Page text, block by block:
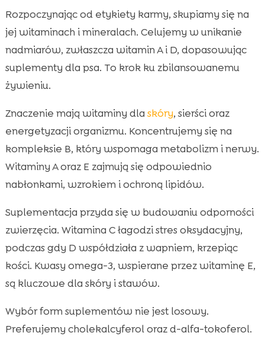
Rozpoczynając od etykiety karmy, skupiamy się na
jej witaminach i mineralach. Celujemy w unikanie
nadmiarów, zwłaszcza witamin A i D, dopasowując
suplementy dla psa. To krok ku zbilansowanemu
żywieniu.
Znaczenie mają witaminy dla skóry, sierści oraz
energetyzacji organizmu. Koncentrujemy się na
kompleksie B, który wspomaga metabolizm i nerwy.
Witaminy A oraz E zajmują się odpowiednio
nabłonkami, wzrokiem i ochroną lipidów.
Suplementacja przyda się w budowaniu odporności
zwierzęcia. Witamina C łagodzi stres oksydacyjny,
podczas gdy D współdziała z wapniem, krzepiąc
kości. Kwasy omega-3, wspierane przez witaminę E,
są kluczowe dla skóry i stawów.
Wybór form suplementów nie jest losowy.
Preferujemy cholekalcyferol oraz d-alfa-tokoferol.